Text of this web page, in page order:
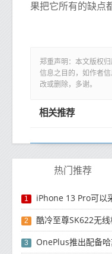
果把它所有的缺点
郑重声明：本文版权
信息之目的，如作者
改或删除，多谢。
相关推荐
热门推荐
1 iPhone 13 Pro可以
2 酷冷至尊SK622无
3 OnePlus推出配备